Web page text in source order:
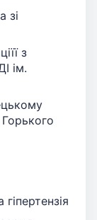
зі
з
ім.